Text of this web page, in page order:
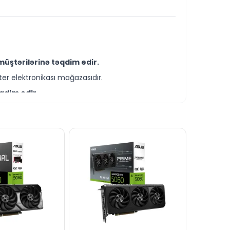
təqdim edir.
elektronikası mağazasıdır.
edir.
KREDİT şərtləri ilə əldə edə bilərsiniz.
vasitəsilə bizə yaza bilərsiniz.
xəttində cavablandırmağa hər daim
bilərsiniz.